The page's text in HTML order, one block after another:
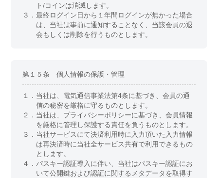
ト/コインは消滅します。
３．最終ログイン日から１年間ログインが無かった場合
は、当社は事前に通知することなく、当該会員の退
会もしくは削除を行うものとします。
第１５条 個人情報の保護・管理
１． 当社は、電気通信事業法第4条に基づき、会員の通
信の秘密を厳格に守るものとします。
２． 当社は、プライバシーポリシーに基づき、会員情報
を厳格に管理し保護する責任を負うものとします。
３． 当社サービスにて決済利用時に入力頂いた入力情報
は再決済時に当社全サービス共有で利用できるもの
とします。
４．パスキー認証導入に伴い、当社はパスキー認証にお
いて公開鍵および認証に関するメタデータを取得す